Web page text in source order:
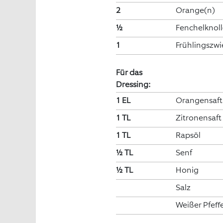
2
Orange(n)
½
1
Für das
Dressing:
1 EL
Orangensaft
1 TL
Zitronensaft
1 TL
Rapsöl
½ TL
Senf
½ TL
Honig
Salz
Weißer